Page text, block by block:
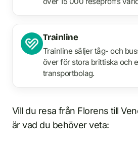
Trainline
Trainline säljer tåg- och
över för stora brittiska och
transportbolag.
Vill du resa från Florens till
är vad du behöver veta: